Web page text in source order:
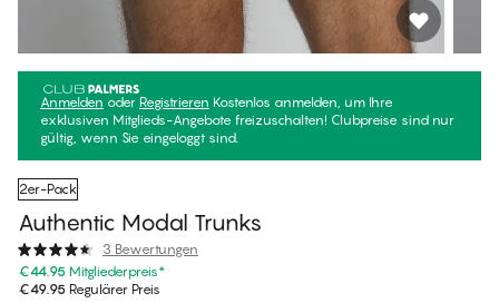
Anmelden oder Registrieren Kostenlos anmelden, um Ihre
exklusiven Mitglieds-Angebote freizuschalten! Clubpreise sind nur
gültig, wenn Sie eingeloggt sind.
2er-Pack
Authentic Modal Trunks
3 Bewertungen
€44.95 Mitgliederpreis*
€49.95 Regulärer Preis